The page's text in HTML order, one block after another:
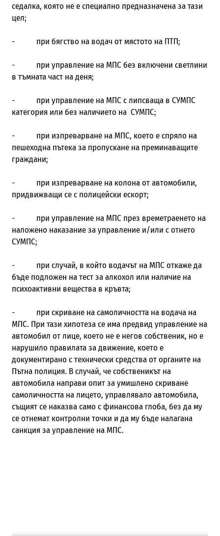
седалка, която не е специално предназначена за тази
цел;
- при бягство на водач от мястото на ПТП;
- при управление на МПС без включени светлини
в тъмната част на деня;
- при управление на МПС с липсваща в СУМПС
категория или без наличието на СУМПС;
- при изпреварване на МПС, което е спряло на
пешеходна пътека за пропускане на преминаващите
граждани;
- при изпреварване на колона от автомобили,
придвижващи се с полицейски ескорт;
- при управление на МПС през времетраенето на
наложено наказание за управление и/или с отнето
СУМПС;
- при случай, в който водачът на МПС откаже да
бъде подложен на тест за алкохол или наличие на
психоактивни вещества в кръвта;
- при скриване на самоличността на водача на
МПС. При тази хипотеза се има предвид управление на
автомобил от лице, което не е негов собственик, но е
нарушило правилата за движение, което е
документирано с технически средства от органите на
Пътна полиция. В случай, че собственикът на
автомобила направи опит за умишлено скриване
самоличността на лицето, управлявало автомобила,
същият се наказва само с финансова глоба, без да му
се отнемат контролни точки и да му бъде налагана
санкция за управление на МПС.